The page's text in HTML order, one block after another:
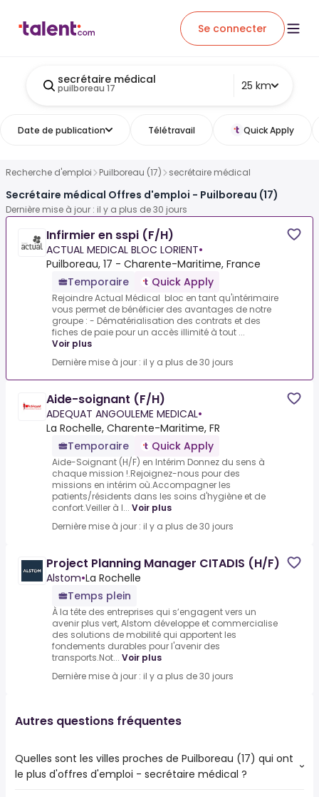
Se connecter
secrétaire médical
puilboreau 17 25 km
Date de publication Télétravail Quick Apply
Recherche d'emploi Puilboreau (17) secrétaire médical
Secrétaire médical Offres d'emploi - Puilboreau (17)
Dernière mise à jour : il y a plus de 30 jours
Infirmier en sspi (F/H)
ACTUAL MEDICAL BLOC LORIENT•
Puilboreau, 17 - Charente-Maritime, France
Temporaire
Quick Apply
Rejoindre Actual Médical bloc en tant qu'intérimaire
vous permet de bénéficier des avantages de notre
groupe : - Dématérialisation des contrats et des
fiches de paie pour un accès illimité à tout ...
Voir plus
Dernière mise à jour : il y a plus de 30 jours
Aide-soignant (F/H)
ADEQUAT ANGOULEME MEDICAL•
La Rochelle, Charente-Maritime, FR
Temporaire
Quick Apply
Aide-Soignant (H/F) en Intérim Donnez du sens à
chaque mission !.Rejoignez-nous pour des
missions en intérim où.Accompagner les
patients/résidents dans les soins d'hygiène et de
confort.Veiller à l... Voir plus
Dernière mise à jour : il y a plus de 30 jours
Project Planning Manager CITADIS (H/F)
Alstom•La Rochelle
Temps plein
À la tête des entreprises qui s’engagent vers un
avenir plus vert, Alstom développe et commercialise
des solutions de mobilité qui apportent les
fondements durables pour l'avenir des
transports.Not... Voir plus
Dernière mise à jour : il y a plus de 30 jours
Autres questions fréquentes
Quelles sont les villes proches de Puilboreau (17) qui ont
le plus d'offres d'emploi - secrétaire médical ?